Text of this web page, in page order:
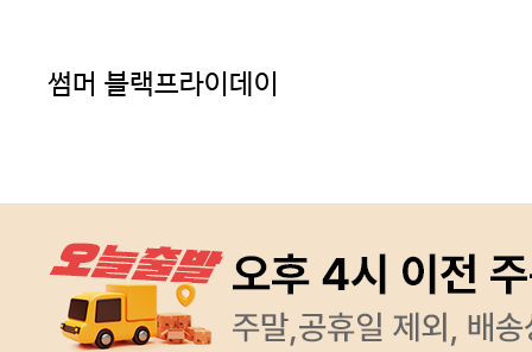
썸머 블랙프라이데이